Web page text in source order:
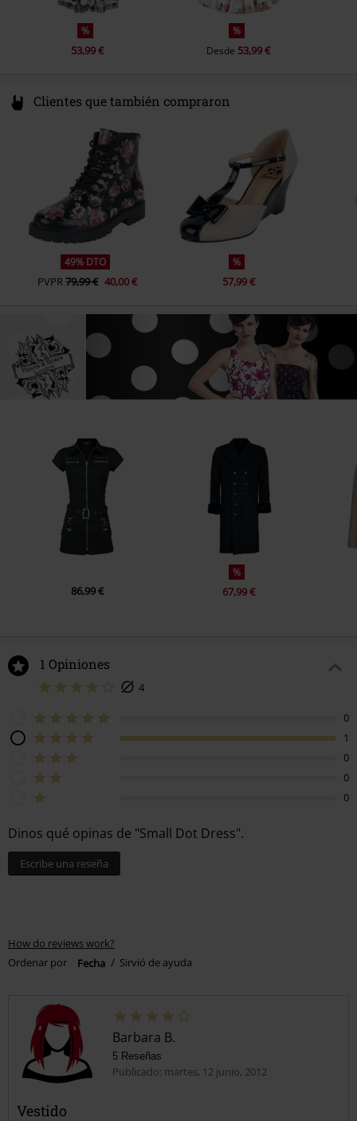
%
53,99 €
%
Desde 53,99 €
Clientes que también compraron
49% DTO
PVPR79,99 € 40,00 €
%
57,99 €
86,99 €
%
67,99 €
1 Opiniones
4
0
1
0
0
0
Dinos qué opinas de "Small Dot Dress".
Escribe una reseña
How do reviews work?
Ordenar por
Fecha Sirvió de ayuda
Barbara B.
5 Reseñas
Publicado: martes, 12 junio, 2012
Vestido